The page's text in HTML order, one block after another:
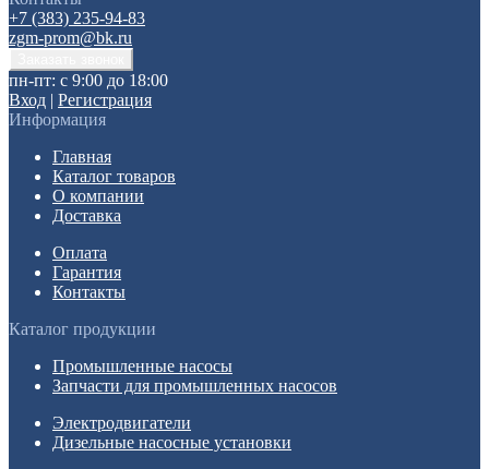
+7 (383) 235-94-83
zgm-prom@bk.ru
пн-пт: с 9:00 до 18:00
Вход | Регистрация
Информация
Главная
Каталог товаров
О компании
Доставка
Оплата
Гарантия
Контакты
Каталог продукции
Промышленные насосы
Запчасти для промышленных насосов
Электродвигатели
Дизельные насосные установки